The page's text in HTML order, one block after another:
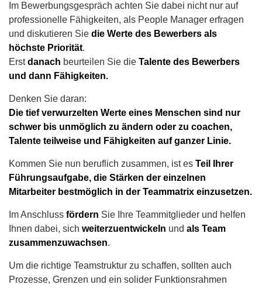
Im Bewerbungsgespräch achten Sie dabei nicht nur auf
professionelle Fähigkeiten, als People Manager erfragen
und diskutieren Sie die Werte des Bewerbers als
höchste Priorität.
Erstdanach beurteilen Sie die Talente des Bewerbers
und dann Fähigkeiten.
Denken Sie daran:
Die tief verwurzelten Werte eines Menschen sind nur
schwer bis unmöglich zu ändern oder zu coachen,
Talente teilweise und Fähigkeiten auf ganzer Linie.
Kommen Sie nun beruflich zusammen, ist es Teil Ihrer
Führungsaufgabe, die Stärken der einzelnen
Mitarbeiter bestmöglich in der Teammatrix einzusetzen.
Im Anschluss fördern Sie Ihre Teammitglieder und helfen
Ihnen dabei, sich weiterzuentwickeln und als Team
zusammenzuwachsen.
Um die richtige Teamstruktur zu schaffen, sollten auch
Prozesse, Grenzen und ein solider Funktionsrahmen